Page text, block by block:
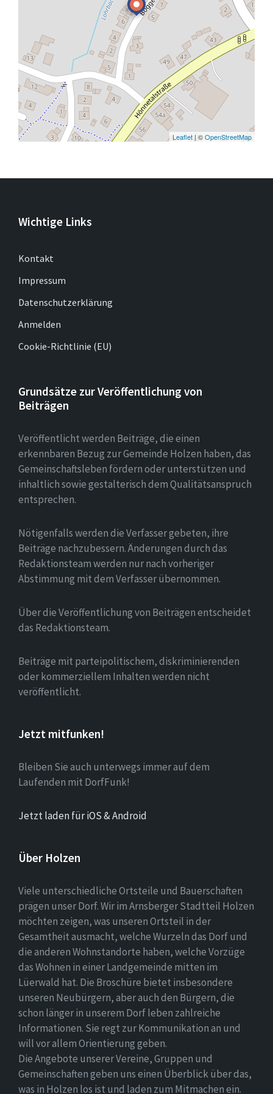
Leaflet| ©OpenStreetMap
Wichtige Links
Kontakt
Impressum
Datenschutzerklärung
Anmelden
Cookie-Richtlinie (EU)
Grundsätze zur Veröffentlichung von
Beiträgen
Veröffentlicht werden Beiträge, die einen
erkennbaren Bezug zur Gemeinde Holzen haben, das
Gemeinschaftsleben fördern oder unterstützen und
inhaltlich sowie gestalterisch dem Qualitätsanspruch
entsprechen.
Nötigenfalls werden die Verfasser gebeten, ihre
Beiträge nachzubessern. Änderungen durch das
Redaktionsteam werden nur nach vorheriger
Abstimmung mit dem Verfasser übernommen.
Über die Veröffentlichung von Beiträgen entscheidet
das Redaktionsteam.
Beiträge mit parteipolitischem, diskriminierenden
oder kommerziellem Inhalten werden nicht
veröffentlicht.
Jetzt mitfunken!
Bleiben Sie auch unterwegs immer auf dem
Laufenden mit DorfFunk!
Jetzt laden für iOS & Android
Über Holzen
Viele unterschiedliche Ortsteile und Bauerschaften
prägen unser Dorf. Wir im Arnsberger Stadtteil Holzen
möchten zeigen, was unseren Ortsteil in der
Gesamtheit ausmacht, welche Wurzeln das Dorf und
die anderen Wohnstandorte haben, welche Vorzüge
das Wohnen in einer Landgemeinde mitten im
Lüerwald hat. Die Broschüre bietet insbesondere
unseren Neubürgern, aber auch den Bürgern, die
schon länger in unserem Dorf leben zahlreiche
Informationen. Sie regt zur Kommunikation an und
will vor allem Orientierung geben.
Die Angebote unserer Vereine, Gruppen und
Gemeinschaften geben uns einen Überblick über das,
was in Holzen los ist und laden zum Mitmachen ein.